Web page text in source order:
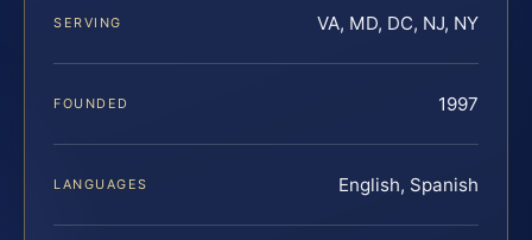
SERVING VA, MD, DC, NJ, NY
FOUNDED 1997
LANGUAGES English, Spanish